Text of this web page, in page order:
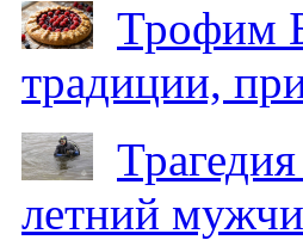
Трофим
традиции,
летний